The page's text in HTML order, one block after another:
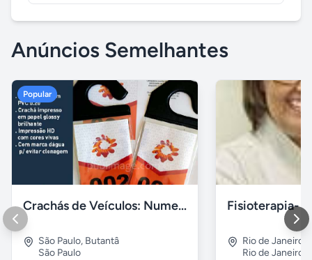
Anúncios Semelhantes
Popular
Crachás de Veículos: Numerados e Personalizados
São Paulo, Butantâ
São Paulo
Rio de Janeiro
Rio de Janeiro